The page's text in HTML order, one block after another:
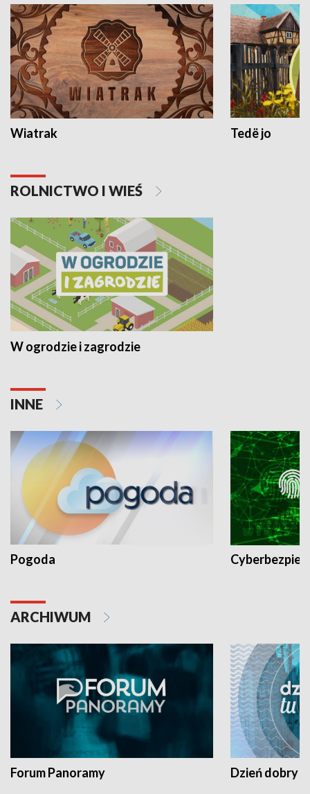
Wiatrak Tedë jo
ROLNICTWO I WIEŚ
W ogrodzie i zagrodzie
INNE
Pogoda
ARCHIWUM
Forum Panoramy Dzień dobry